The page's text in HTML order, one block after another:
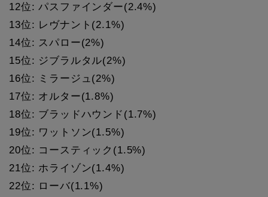
12位: パスファインダー(2.4%)
13位: レヴナント(2.1%)
14位: スパロー(2%)
15位: ジブラルタル(2%)
16位: ミラージュ(2%)
17位: オルター(1.8%)
18位: ブラッドハウンド(1.7%)
19位: ワットソン(1.5%)
20位: コースティック(1.5%)
21位: ホライゾン(1.4%)
22位: ローバ(1.1%)